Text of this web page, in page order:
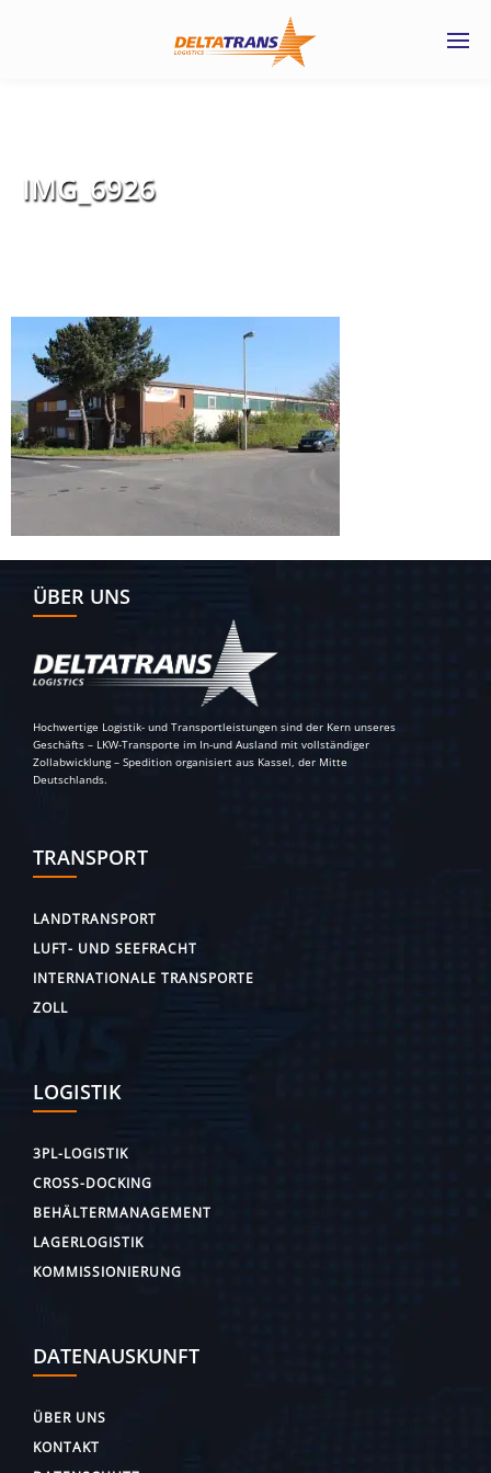
IMG_6926
ÜBER UNS
Hochwertige Logistik- und Transportleistungen sind der Kern unseres
Geschäfts – LKW-Transporte im In-und Ausland mit vollständiger
Zollabwicklung – Spedition organisiert aus Kassel, der Mitte
Deutschlands.
TRANSPORT
LANDTRANSPORT
LUFT- UND SEEFRACHT
INTERNATIONALE TRANSPORTE
ZOLL
LOGISTIK
3PL-LOGISTIK
CROSS-DOCKING
BEHÄLTERMANAGEMENT
LAGERLOGISTIK
KOMMISSIONIERUNG
DATENAUSKUNFT
ÜBER UNS
KONTAKT